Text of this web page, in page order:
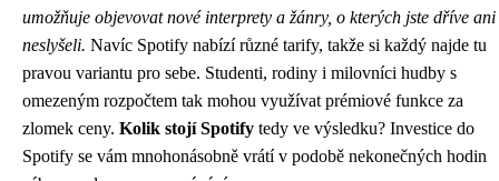
umožňuje objevovat nové interprety a žánry, o kterých jste dříve ani
neslyšeli. Navíc Spotify nabízí různé tarify, takže si každý najde tu
pravou variantu pro sebe. Studenti, rodiny i milovníci hudby s
omezeným rozpočtem tak mohou využívat prémiové funkce za
zlomek ceny. Kolik stojí Spotify tedy ve výsledku? Investice do
Spotify se vám mnohonásobně vrátí v podobě nekonečných hodin